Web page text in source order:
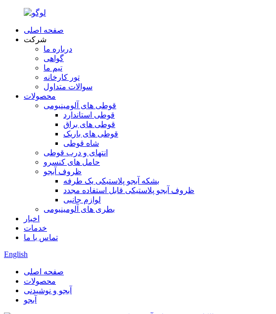
صفحه اصلی
شرکت
درباره ما
گواهی
تیم ما
تور کارخانه
سوالات متداول
محصولات
قوطی های آلومینیومی
قوطی استاندارد
قوطی های براق
قوطی های باریک
شاه قوطی
انتهای و درب قوطی
حامل های کنسرو
ظروف آبجو
بشکه آبجو پلاستیکی یک طرفه
ظروف آبجو پلاستیکی قابل استفاده مجدد
لوازم جانبی
بطری های آلومینیومی
اخبار
خدمات
تماس با ما
English
صفحه اصلی
محصولات
آبجو و نوشیدنی
آبجو